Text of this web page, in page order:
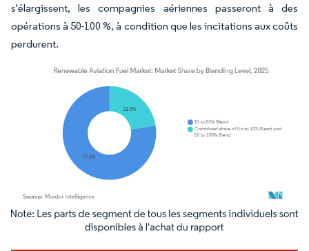
s'élargissent, les compagnies aériennes passeront à des
opérations à 50-100 %, à condition que les incitations aux coûts
perdurent.
Image © Mordor Intelligence. La réutilisation nécessite une attribution sous CC BY